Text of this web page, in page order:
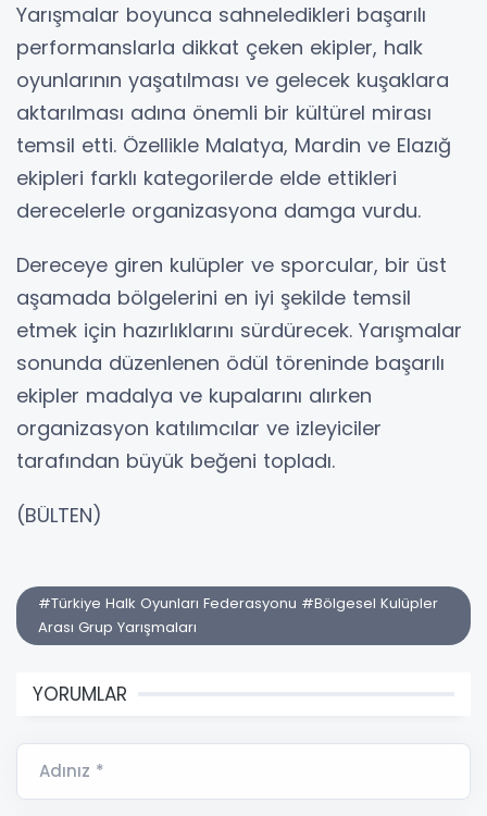
Yarışmalar boyunca sahneledikleri başarılı
performanslarla dikkat çeken ekipler, halk
oyunlarının yaşatılması ve gelecek kuşaklara
aktarılması adına önemli bir kültürel mirası
temsil etti. Özellikle Malatya, Mardin ve Elazığ
ekipleri farklı kategorilerde elde ettikleri
derecelerle organizasyona damga vurdu.
Dereceye giren kulüpler ve sporcular, bir üst
aşamada bölgelerini en iyi şekilde temsil
etmek için hazırlıklarını sürdürecek. Yarışmalar
sonunda düzenlenen ödül töreninde başarılı
ekipler madalya ve kupalarını alırken
organizasyon katılımcılar ve izleyiciler
tarafından büyük beğeni topladı.
(BÜLTEN)
#Türkiye Halk Oyunları Federasyonu #Bölgesel Kulüpler
Arası Grup Yarışmaları
YORUMLAR
Adınız *